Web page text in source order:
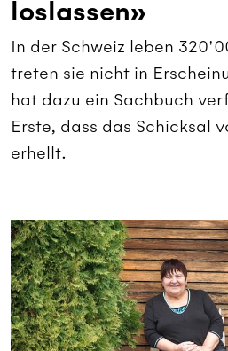
loslassen»
In der Schweiz leben
treten sie nicht in
hat dazu ein Sachbuch
Erste, dass das Schicksal
erhellt.